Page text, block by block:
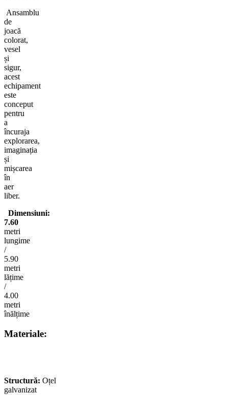
Ansamblu
de
joacă
colorat,
vesel
și
sigur,
acest
echipament
este
conceput
pentru
a
încuraja
explorarea,
imaginația
și
mișcarea
în
aer
liber.
Dimensiuni:
7.60
metri
lungime
/
5.90
metri
lățime
/
4.00
metri
înălțime
Materiale:
Structură: Oțel
galvanizat